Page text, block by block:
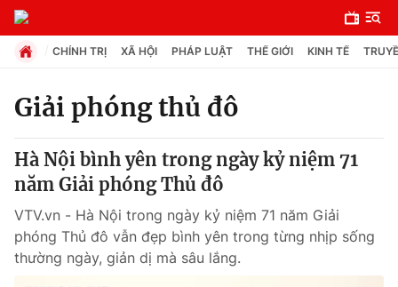
Chuyên mục
Chính trị
Xã hội
CHÍNH TRỊ XÃ HỘI PHÁP LUẬT THẾ GIỚI KINH TẾ
Giải phóng thủ đô
Hà Nội bình yên trong ngày kỷ niệm 71
năm Giải phóng Thủ đô
VTV.vn - Hà Nội trong ngày kỷ niệm 71 năm Giải
phóng Thủ đô vẫn đẹp bình yên trong từng nhịp sống
thường ngày, giản dị mà sâu lắng.